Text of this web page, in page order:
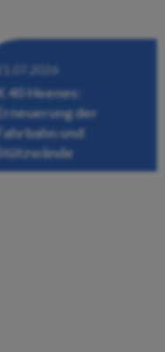
21.07.2026
40 Heenes:
der
und